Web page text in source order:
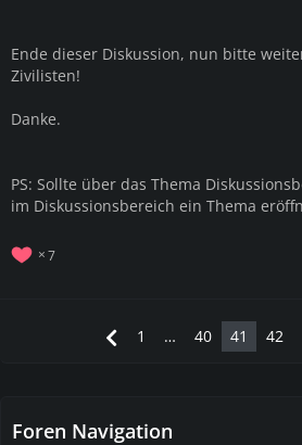
Ende dieser Diskussion, nun bitte
Zivilisten!
Danke.
PS: Sollte über das Thema
im Diskussionsbereich ein Thema
7
1 … 40 41 42
Foren Navigation